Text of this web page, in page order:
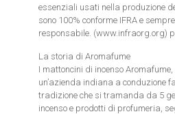
essenziali usati nella produzione
sono 100% conforme IFRA e
responsabile. (www.infraorg.org)
La storia di Aromafume
I mattoncini di incenso
un’azienda indiana a conduzione
tradizione che si tramanda da 5
incenso e prodotti di profumeria,